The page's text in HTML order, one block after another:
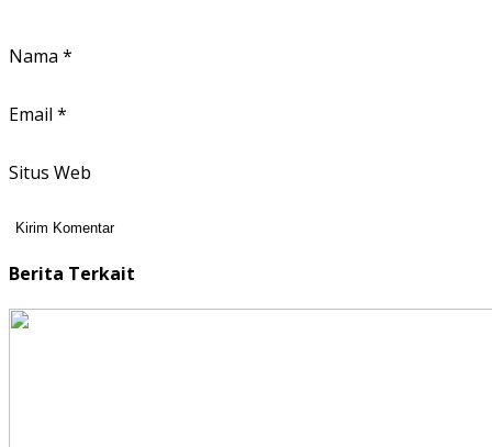
Nama *
Email *
Situs Web
Berita Terkait